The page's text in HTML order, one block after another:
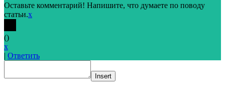
Оставьте комментарий! Напишите, что думаете по поводу
статьи.x
()
x
| Ответить
Insert